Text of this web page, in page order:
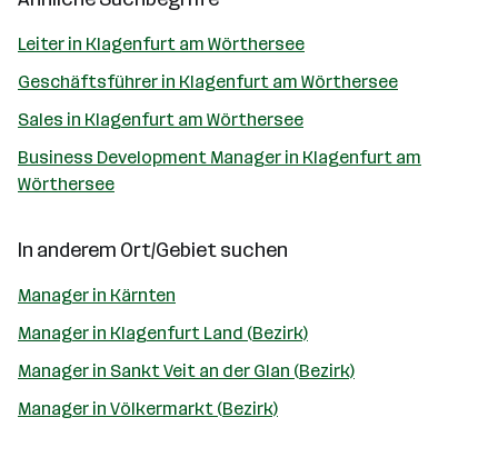
Leiter in Klagenfurt am Wörthersee
Geschäftsführer in Klagenfurt am Wörthersee
Sales in Klagenfurt am Wörthersee
Business Development Manager in Klagenfurt am
Wörthersee
In anderem Ort/Gebiet suchen
Manager in Kärnten
Manager in Klagenfurt Land (Bezirk)
Manager in Sankt Veit an der Glan (Bezirk)
Manager in Völkermarkt (Bezirk)